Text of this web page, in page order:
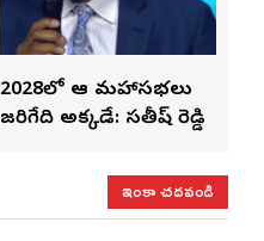
2028లో ఆటా మహాసభలు
జరిగేది అక్కడే: సతీష్ రెడ్డి
ఇంకా చదవండి